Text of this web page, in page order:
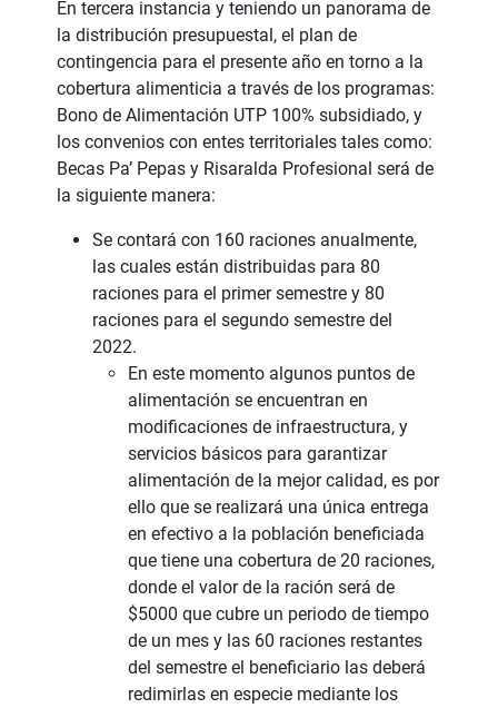
En tercera instancia y teniendo un panorama de
la distribución presupuestal, el plan de
contingencia para el presente año en torno a la
cobertura alimenticia a través de los programas:
Bono de Alimentación UTP 100% subsidiado, y
los convenios con entes territoriales tales como:
Becas Pa’ Pepas y Risaralda Profesional será de
la siguiente manera:
Se contará con 160 raciones anualmente,
las cuales están distribuidas para 80
raciones para el primer semestre y 80
raciones para el segundo semestre del
2022.
En este momento algunos puntos de
alimentación se encuentran en
modificaciones de infraestructura, y
servicios básicos para garantizar
alimentación de la mejor calidad, es por
ello que se realizará una única entrega
en efectivo a la población beneficiada
que tiene una cobertura de 20 raciones,
donde el valor de la ración será de
$5000 que cubre un periodo de tiempo
de un mes y las 60 raciones restantes
del semestre el beneficiario las deberá
redimirlas en especie mediante los